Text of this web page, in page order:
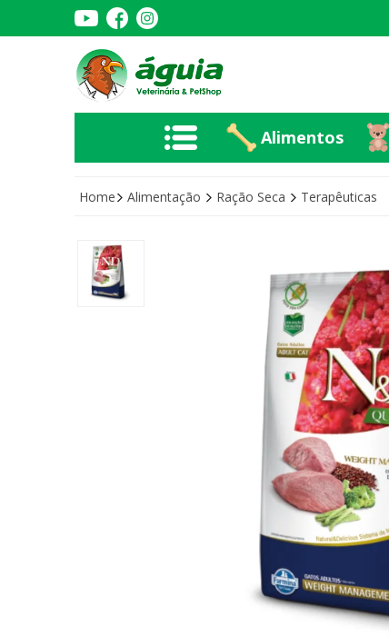
Alimentos
Home Alimentação Ração Seca Terapêuticas